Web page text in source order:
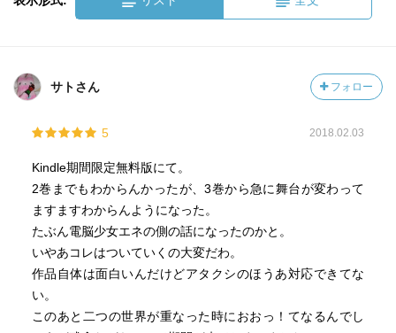
サトさん フォロー
5 2018.02.03
Kindle期間限定無料版にて。
2巻までもわからんかったが、3巻から急に舞台が変わって
ますますわからんようになった。
たぶん電脳少女エネの側の話になったのかと。
いやあコレはついていくの大変だわ。
作品自体は面白いんだけどアタクシのほうあ対応できてな
い。
このあと二つの世界が重なった時におおっ！てなるんでし